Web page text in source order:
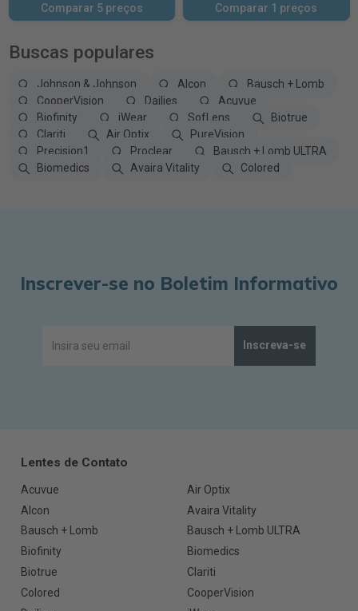
Comparar 5 preços Comparar 1 preços
Buscas populares
Johnson & Johnson Alcon
Bausch + Lomb
CooperVision
Dailies
Acuvue
Biofinity
iWear SofLens
Biotrue
Clariti
Air Optix
PureVision
Precision1
Proclear
Bausch + Lomb ULTRA
Biomedics
Avaira Vitality Colored
Inscrever-se no Boletim Informativo
Inscreva-se
Lentes de Contato
Acuvue
Air Optix
Alcon
Avaira Vitality
Bausch + Lomb
Bausch + Lomb ULTRA
Biofinity
Biomedics
Biotrue
Clariti
Colored
CooperVision